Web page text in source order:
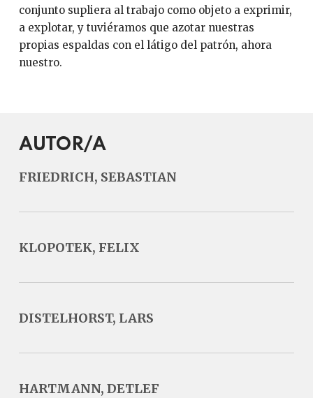
conjunto supliera al trabajo como objeto a exprimir,
a explotar, y tuviéramos que azotar nuestras
propias espaldas con el látigo del patrón, ahora
nuestro.
AUTOR/A
FRIEDRICH, SEBASTIAN
KLOPOTEK, FELIX
DISTELHORST, LARS
HARTMANN, DETLEF